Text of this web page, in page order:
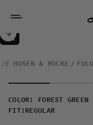
Fulu Cargo Stretch Hybrid
VERKAUF
30%
HOSEN & RÖCKE
COLOR :
FOREST GREEN
FIT: REGULAR